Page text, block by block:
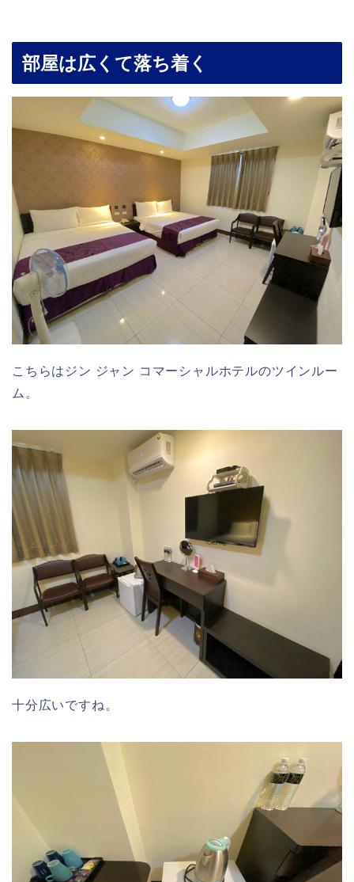
部屋は広くて落ち着く
こちらはジン ジャン コマーシャルホテルのツインルー
ム。
十分広いですね。